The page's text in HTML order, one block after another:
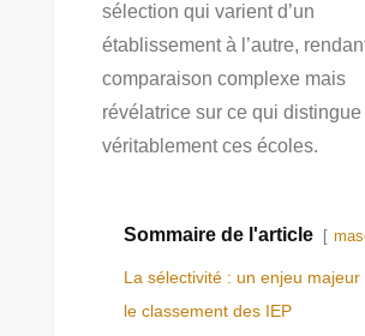
sélection qui varient d’un
établissement à l’autre,
comparaison complexe mais
révélatrice sur ce qui distingue
véritablement ces écoles.
Sommaire de l'article
La sélectivité : un enjeu majeur
le classement des IEP